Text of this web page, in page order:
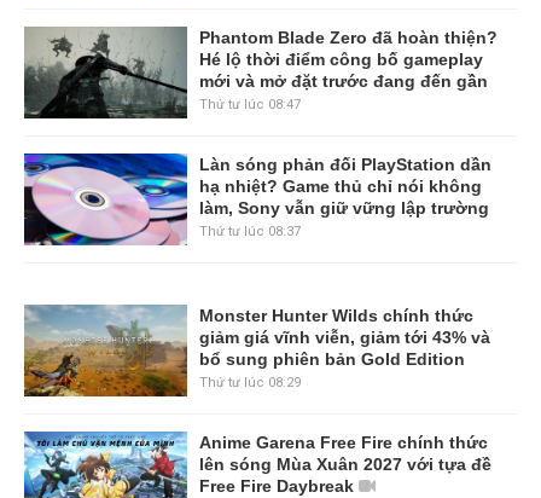
Phantom Blade Zero đã hoàn thiện?
Hé lộ thời điểm công bố gameplay
mới và mở đặt trước đang đến gần
Thứ tư lúc 08:47
Làn sóng phản đối PlayStation dần
hạ nhiệt? Game thủ chỉ nói không
làm, Sony vẫn giữ vững lập trường
Thứ tư lúc 08:37
Monster Hunter Wilds chính thức
giảm giá vĩnh viễn, giảm tới 43% và
bổ sung phiên bản Gold Edition
Thứ tư lúc 08:29
Anime Garena Free Fire chính thức
lên sóng Mùa Xuân 2027 với tựa đề
Free Fire Daybreak